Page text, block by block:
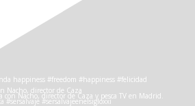
Nacho, director de Caza